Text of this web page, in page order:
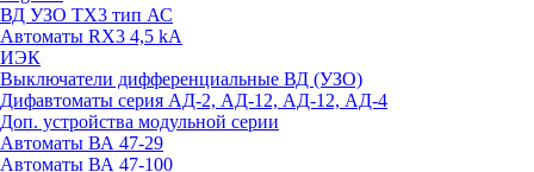
ВД УЗО TX3 тип АС
Автоматы RX3 4,5 kA
ИЭК
Выключатели дифференциальные ВД (УЗО)
Дифавтоматы серия АД-2, АД-12, АД-12, АД-4
Доп. устройства модульной серии
Автоматы ВА 47-29
Автоматы ВА 47-100